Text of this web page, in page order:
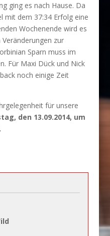
ging es nach Hause. Da
mit dem 37:34 Erfolg eine
Wochenende wird es
zur
Sparn muss im
Für Maxi Dück und Nick
noch einige Zeit
für unsere
den 13.09.2014, um